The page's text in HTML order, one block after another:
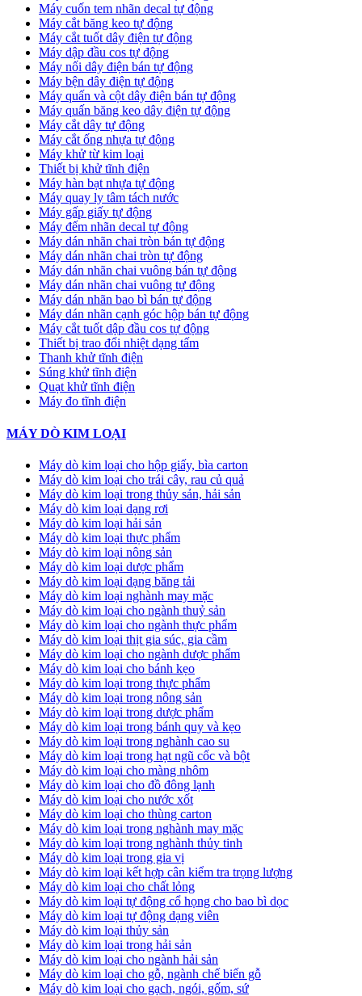
Máy cuốn tem nhãn decal tự động
Máy cắt băng keo tự động
Máy cắt tuốt dây điện tự động
Máy dập đầu cos tự động
Máy nối dây điện bán tự động
Máy bện dây điện tự động
Máy quấn và cột dây điện bán tự động
Máy quấn băng keo dây điện tự động
Máy cắt dây tự động
Máy cắt ống nhựa tự động
Máy khử từ kim loại
Thiết bị khử tĩnh điện
Máy hàn bạt nhựa tự động
Máy quay ly tâm tách nước
Máy gấp giấy tự động
Máy đếm nhãn decal tự động
Máy dán nhãn chai tròn bán tự động
Máy dán nhãn chai tròn tự động
Máy dán nhãn chai vuông bán tự động
Máy dán nhãn chai vuông tự động
Máy dán nhãn bao bì bán tự động
Máy dán nhãn cạnh góc hộp bán tự động
Máy cắt tuốt dập đầu cos tự động
Thiết bị trao đổi nhiệt dạng tấm
Thanh khử tĩnh điện
Súng khử tĩnh điện
Quạt khử tĩnh điện
Máy đo tĩnh điện
MÁY DÒ KIM LOẠI
Máy dò kim loại cho hộp giấy, bìa carton
Máy dò kim loại cho trái cây, rau củ quả
Máy dò kim loại trong thủy sản, hải sản
Máy dò kim loại dạng rơi
Máy dò kim loại hải sản
Máy dò kim loại thực phẩm
Máy dò kim loại nông sản
Máy dò kim loại dược phẩm
Máy dò kim loại dạng băng tải
Máy dò kim loại nghành may mặc
Máy dò kim loại cho ngành thuỷ sản
Máy dò kim loại cho ngành thực phẩm
Máy dò kim loại thịt gia súc, gia cầm
Máy dò kim loại cho ngành dược phẩm
Máy dò kim loại cho bánh kẹo
Máy dò kim loại trong thực phẩm
Máy dò kim loại trong nông sản
Máy dò kim loại trong dược phẩm
Máy dò kim loại trong bánh quy và kẹo
Máy dò kim loại trong nghành cao su
Máy dò kim loại trong hạt ngũ cốc và bột
Máy dò kim loại cho màng nhôm
Máy dò kim loại cho đồ đông lạnh
Máy dò kim loại cho nước xốt
Máy dò kim loại cho thùng carton
Máy dò kim loại trong nghành may mặc
Máy dò kim loại trong nghành thủy tinh
Máy dò kim loại trong gia vị
Máy dò kim loại kết hợp cân kiểm tra trọng lượng
Máy dò kim loại cho chất lỏng
Máy dò kim loại tự động cổ họng cho bao bì dọc
Máy dò kim loại tự động dạng viên
Máy dò kim loại thủy sản
Máy dò kim loại trong hải sản
Máy dò kim loại cho ngành hải sản
Máy dò kim loại cho gỗ, ngành chế biến gỗ
Máy dò kim loại cho gạch, ngói, gốm, sứ